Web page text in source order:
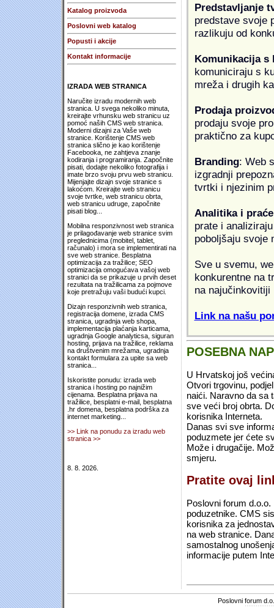
Katalog proizvoda
Poslovni web katalog
Popusti i akcije
Kontakt informacije
IZRADA WEB STRANICA
Naručite izradu modernih web
stranica. U svega nekoliko minuta,
kreirajte vrhunsku web stranicu uz
pomoć naših CMS web stranica.
Moderni dizajni za Vaše web
stranice. Korištenje CMS web
stranica slično je kao korištenje
Facebooka, ne zahtjeva znanje
kodiranja i programiranja. Započnite
pisati, dodajte nekoliko fotografija i
imate brzo svoju prvu web stranicu.
Mijenjajte dizajn svoje stranice s
lakoćom. Kreirajte web stranicu
svoje tvrtke, web stranicu obrta,
web stranicu udruge, započnite
pisati blog...
Mobilna responzivnost web stranica
je prilagođavanje web stranice svim
preglednicima (mobitel, tablet,
računalo) i mora se implementirati na
sve web stranice. Besplatna
optimizacija za tražilice; SEO
optimizacija omogućava vašoj web
stranici da se prikazuje u prvih deset
rezultata na tražilicama za pojmove
koje pretražuju vaši budući kupci.
Dizajn responzivnih web stranica,
registracija domene, izrada CMS
stranica, ugradnja web shopa,
implementacija plaćanja karticama,
ugradnja Google analyticsa, siguran
hosting, prijava na tražilice, reklama
na društvenim mrežama, ugradnja
kontakt formulara za upite sa web
stranica...
Iskoristite ponudu: izrada web
stranica i hosting po najnižim
cijenama. Besplatna prijava na
tražilice, besplatni e-mail, besplatna
.hr domena, besplatna podrška za
internet marketing...
>> Link na ponudu za izradu web
stranica >>
8. 8. 2026.
Predstavljanje
predstave svoje
razlikuju od
Komunikacija s
komuniciraju s
mreža i drugih
Prodaja
prodaju svoje
praktično za
Branding: Web
izgradnji
tvrtki i njezinim
Analitika i
prate i
poboljšaju svoje
Sve u svemu,
konkurentne na
na najučinkovitiji
Link na našu
POSEBNA
U Hrvatskoj još
Otvori trgovinu,
naići. Naravno da sa
sve veći broj obrta.
korisnika Interneta.
Danas svi sve
poduzmete jer ćete
Može i drugačije.
smjeru.
Pratite ovaj
Poslovni forum
poduzetnike. CMS
korisnika za
na web stranice.
samostalnog
informacije putem
Poslovni forum